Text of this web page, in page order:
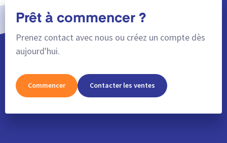
Prêt à commencer ?
Prenez contact avec nous ou créez un compte dès
aujourd'hui.
Commencer Contacter les ventes